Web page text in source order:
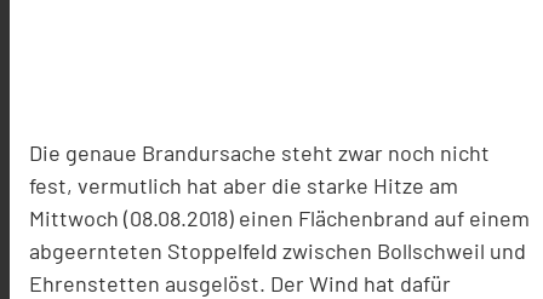
Die genaue Brandursache steht zwar noch nicht
fest, vermutlich hat aber die starke Hitze am
Mittwoch (08.08.2018) einen Flächenbrand auf einem
abgeernteten Stoppelfeld zwischen Bollschweil und
Ehrenstetten ausgelöst. Der Wind hat dafür